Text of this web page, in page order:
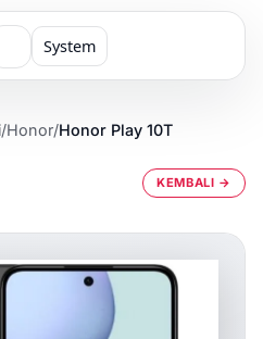
System
/Honor/Honor Play 10T
KEMBALI →